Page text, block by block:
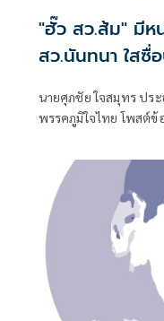
"ฮั๊ว สว.ส้ม" มีห
สว.นันทนา ใสซื่อ
เมืองทองธานี ไ
หลักฐาน "หิรัญ
นายศุภชัย ใจสมุทร ปร
พรรคภูมิใจไทย โพสต์ข้
พฤติกรรม จัดประชุมผู้